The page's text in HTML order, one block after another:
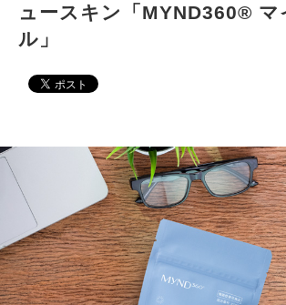
ュースキン「MYND360® マ
ル」